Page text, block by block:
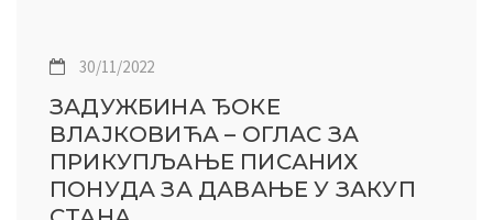
30/11/2022
ЗАДУЖБИНА ЂОКЕ
ВЛАЈКОВИЋА – ОГЛАС ЗА
ПРИКУПЉАЊЕ ПИСАНИХ
ПОНУДА ЗА ДАВАЊЕ У ЗАКУП